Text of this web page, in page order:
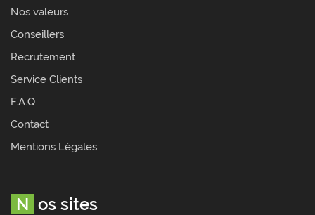
Nos valeurs
Conseillers
Recrutement
Service Clients
F.A.Q
Contact
Mentions Légales
Nos sites